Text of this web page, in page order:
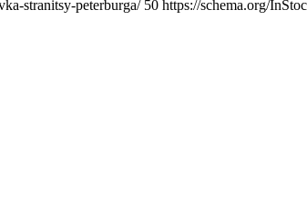
stranitsy-peterburga/ 50 https://schema.org/